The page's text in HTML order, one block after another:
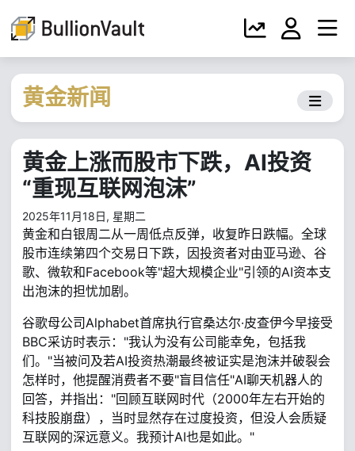
黄金新闻
黄金上涨而股市下跌，AI投资
“重现互联网泡沫”
2025年11月18日, 星期二
黄金和白银周二从一周低点反弹，收复昨日跌幅。全球
股市连续第四个交易日下跌，因投资者对由亚马逊、谷
歌、微软和Facebook等"超大规模企业"引领的AI资本支
出泡沫的担忧加剧。
谷歌母公司Alphabet首席执行官桑达尔·皮查伊今早接受
BBC采访时表示："我认为没有公司能幸免，包括我
们。"当被问及若AI投资热潮最终被证实是泡沫并破裂会
怎样时，他提醒消费者不要"盲目信任"AI聊天机器人的
回答，并指出："回顾互联网时代（2000年左右开始的
科技股崩盘），当时显然存在过度投资，但没人会质疑
互联网的深远意义。我预计AI也是如此。"